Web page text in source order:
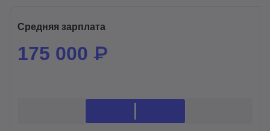
Средняя зарплата
175 000 ₽